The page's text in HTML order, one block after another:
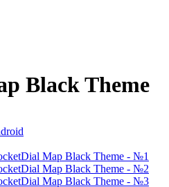
Black Theme